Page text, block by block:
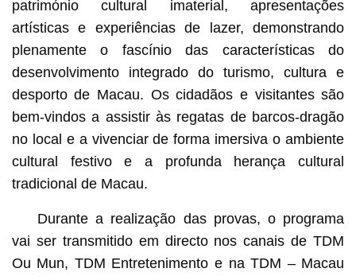
património cultural imaterial, apresentações
artísticas e experiências de lazer, demonstrando
plenamente o fascínio das características do
desenvolvimento integrado do turismo, cultura e
desporto de Macau. Os cidadãos e visitantes são
bem-vindos a assistir às regatas de barcos-dragão
no local e a vivenciar de forma imersiva o ambiente
cultural festivo e a profunda herança cultural
tradicional de Macau.
Durante a realização das provas, o programa
vai ser transmitido em directo nos canais de TDM
Ou Mun, TDM Entretenimento e na TDM – Macau